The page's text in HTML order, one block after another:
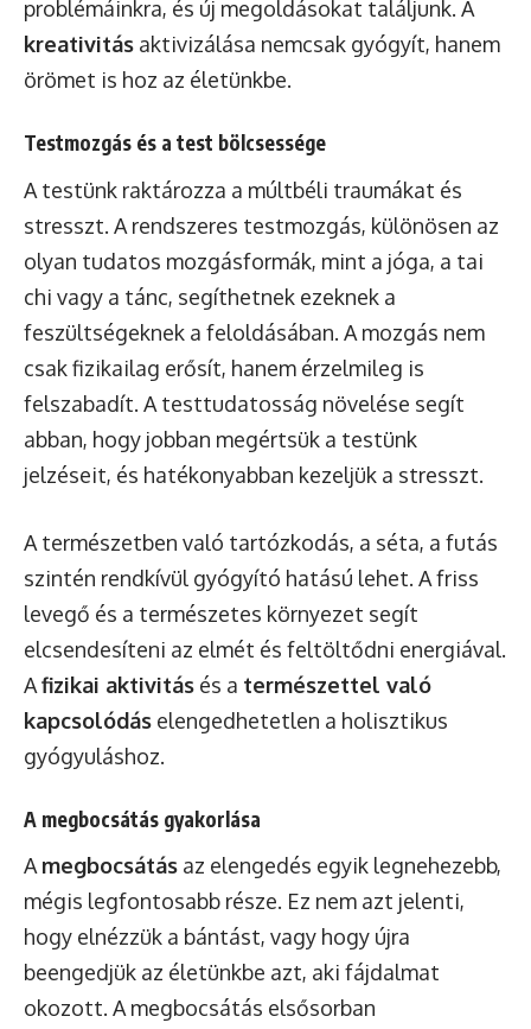
problémáinkra, és új megoldásokat találjunk. A
kreativitás aktivizálása nemcsak gyógyít, hanem
örömet is hoz az életünkbe.
Testmozgás és a test bölcsessége
A testünk raktározza a múltbéli traumákat és
stresszt. A rendszeres testmozgás, különösen az
olyan tudatos mozgásformák, mint a jóga, a tai
chi vagy a tánc, segíthetnek ezeknek a
feszültségeknek a feloldásában. A mozgás nem
csak fizikailag erősít, hanem érzelmileg is
felszabadít. A testtudatosság növelése segít
abban, hogy jobban megértsük a testünk
jelzéseit, és hatékonyabban kezeljük a stresszt.
A természetben való tartózkodás, a séta, a futás
szintén rendkívül gyógyító hatású lehet. A friss
levegő és a természetes környezet segít
elcsendesíteni az elmét és feltöltődni energiával.
Afizikai aktivitás és a természettel való
kapcsolódás elengedhetetlen a holisztikus
gyógyuláshoz.
A megbocsátás gyakorlása
A megbocsátás az elengedés egyik legnehezebb,
mégis legfontosabb része. Ez nem azt jelenti,
hogy elnézzük a bántást, vagy hogy újra
beengedjük az életünkbe azt, aki fájdalmat
okozott. A megbocsátás elsősorban